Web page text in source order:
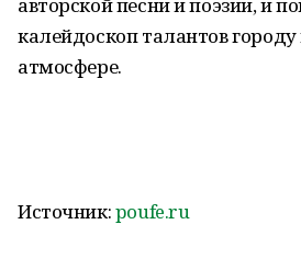
калейдоскоп талантов
атмосфере.
Источник:poufe.ru